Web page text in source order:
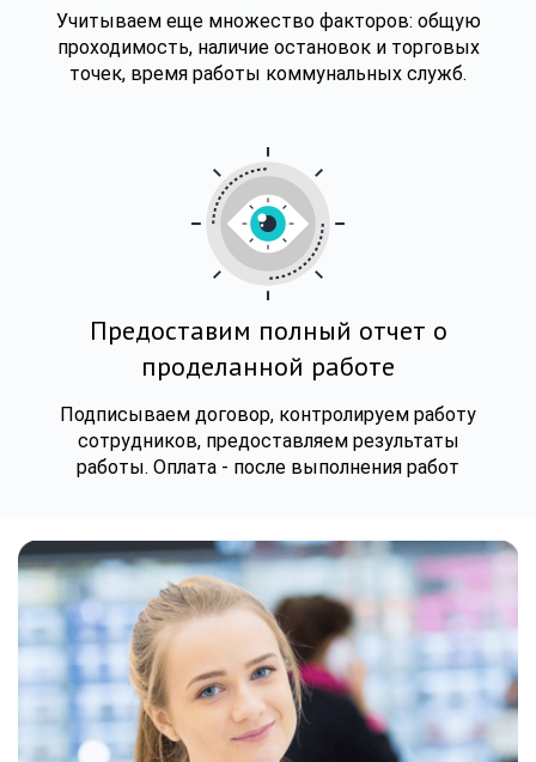
Учитываем еще множество факторов: общую
проходимость, наличие остановок и торговых
точек, время работы коммунальных служб.
Предоставим полный отчет о
проделанной работе
Подписываем договор, контролируем работу
сотрудников, предоставляем результаты
работы. Оплата - после выполнения работ